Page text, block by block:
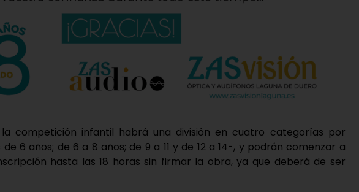
competición infantil habrá una división en cuatro categorías por
6 años; de 6 a 8 años; de 9 a 11 y de 12 a 14-, y podrán comenzar a
hasta las 18 horas sin firmar la obra, ya que deberá de ser